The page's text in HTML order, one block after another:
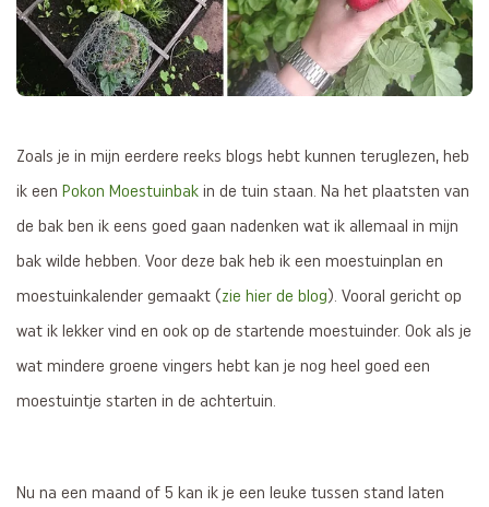
Zoals je in mijn eerdere reeks blogs hebt kunnen teruglezen, heb
ik een Pokon Moestuinbak in de tuin staan. Na het plaatsten van
de bak ben ik eens goed gaan nadenken wat ik allemaal in mijn
bak wilde hebben. Voor deze bak heb ik een moestuinplan en
moestuinkalender gemaakt (zie hier de blog). Vooral gericht op
wat ik lekker vind en ook op de startende moestuinder. Ook als je
wat mindere groene vingers hebt kan je nog heel goed een
moestuintje starten in de achtertuin.
Nu na een maand of 5 kan ik je een leuke tussen stand laten